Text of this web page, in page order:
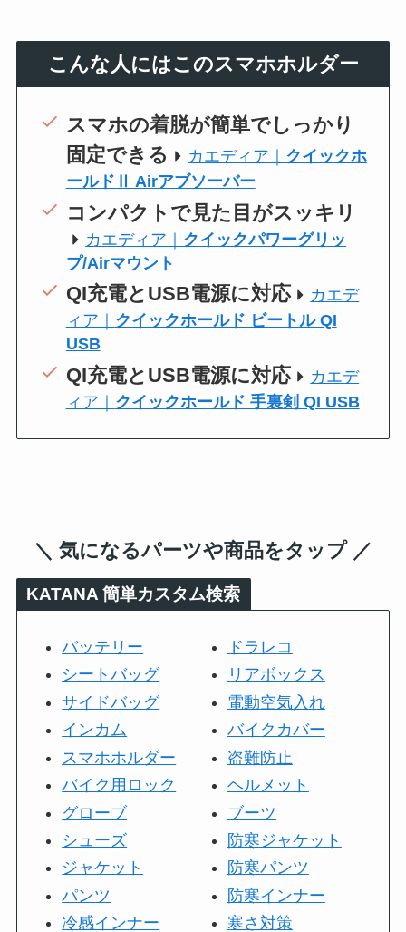
こんな人にはこのスマホホルダー
スマホの着脱が簡単でしっかり
固定できる
カエディア｜ クイックホ
ールドⅡ Airアブソーバー
コンパクトで見た目がスッキリ
カエディア｜ クイックパワーグリッ
プ/Airマウント
QI充電とUSB電源に対応
カエデ
ィア｜ クイックホールド ビートル QI
USB
QI充電とUSB電源に対応
カエデ
ィア｜ クイックホールド 手裏剣 QI USB
＼ 気になるパーツや商品をタップ ／
KATANA 簡単カスタム検索
バッテリー
シートバッグ
サイドバッグ
インカム
スマホホルダー
バイク用ロック
グローブ
シューズ
ジャケット
パンツ
冷感インナー
ドラレコ
リアボックス
電動空気入れ
バイクカバー
盗難防止
ヘルメット
ブーツ
防寒ジャケット
防寒パンツ
防寒インナー
寒さ対策